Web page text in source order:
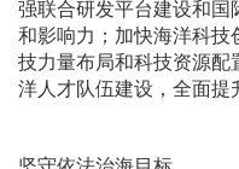
强联合研发平台建设和
和影响力；加快海洋科
技力量布局和科技资源
洋人才队伍建设，全面提